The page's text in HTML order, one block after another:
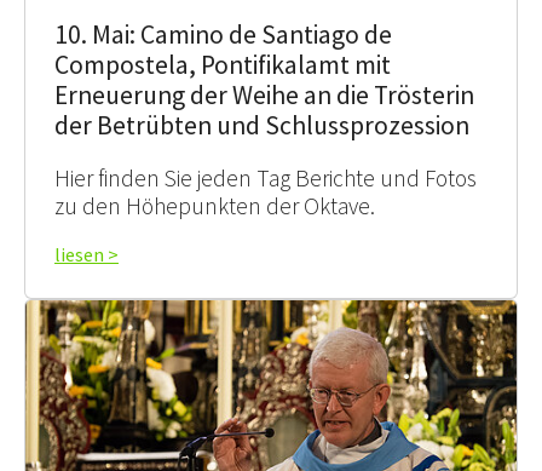
10. Mai: Camino de Santiago de
Compostela, Pontifikalamt mit
Erneuerung der Weihe an die Trösterin
der Betrübten und Schlussprozession
Hier finden Sie jeden Tag Berichte und Fotos
zu den Höhepunkten der Oktave.
liesen >